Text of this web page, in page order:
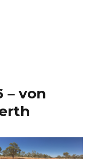
– von